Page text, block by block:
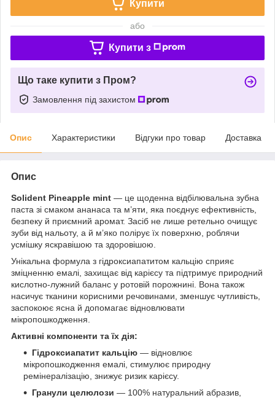
Купити
або
Купити з
Що таке купити з Пром?
Замовлення під захистом
Опис Характеристики Відгуки про товар Доставка
Опис
Solident Pineapple mint — це щоденна відбілювальна зубна
паста зі смаком ананаса та м’яти, яка поєднує ефективність,
безпеку й приємний аромат. Засіб не лише ретельно очищує
зуби від нальоту, а й м’яко полірує їх поверхню, роблячи
усмішку яскравішою та здоровішою.
Унікальна формула з гідроксиапатитом кальцію сприяє
зміцненню емалі, захищає від карієсу та підтримує природний
кислотно-лужний баланс у ротовій порожнині. Вона також
насичує тканини корисними речовинами, зменшує чутливість,
заспокоює ясна й допомагає відновлювати
мікропошкодження.
Активні компоненти та їх дія:
Гідроксиапатит кальцію — відновлює
мікропошкодження емалі, стимулює природну
ремінералізацію, знижує ризик карієсу.
Гранули целюлози — 100% натуральний абразив,